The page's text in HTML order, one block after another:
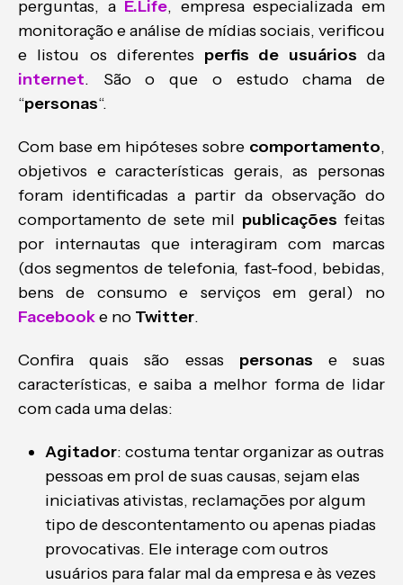
perguntas, a E.Life, empresa especializada em
monitoração e análise de mídias sociais, verificou
e listou os diferentes perfis de usuários da
internet. São o que o estudo chama de
“personas“.
Com base em hipóteses sobre comportamento,
objetivos e características gerais, as personas
foram identificadas a partir da observação do
comportamento de sete mil publicações feitas
por internautas que interagiram com marcas
(dos segmentos de telefonia, fast-food, bebidas,
bens de consumo e serviços em geral) no
Facebooke no Twitter.
Confira quais são essas personas e suas
características, e saiba a melhor forma de lidar
com cada uma delas:
Agitador: costuma tentar organizar as outras
pessoas em prol de suas causas, sejam elas
iniciativas ativistas, reclamações por algum
tipo de descontentamento ou apenas piadas
provocativas. Ele interage com outros
usuários para falar mal da empresa e às vezes